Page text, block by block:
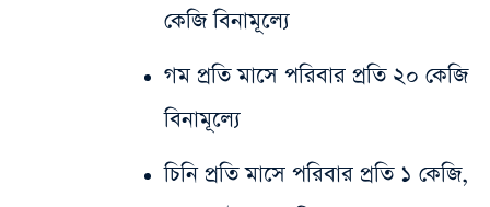
কেজি বিনামূল্যে
​গম প্রতি মাসে পরিবার প্রতি ২০ কেজি
বিনামূল্যে
​চিনি প্রতি মাসে পরিবার প্রতি ১ কেজি,